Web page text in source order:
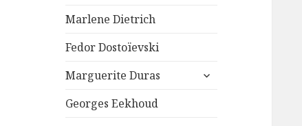
Marlene Dietrich
Fedor Dostoïevski
Marguerite Duras
ouvrir
Georges Eekhoud